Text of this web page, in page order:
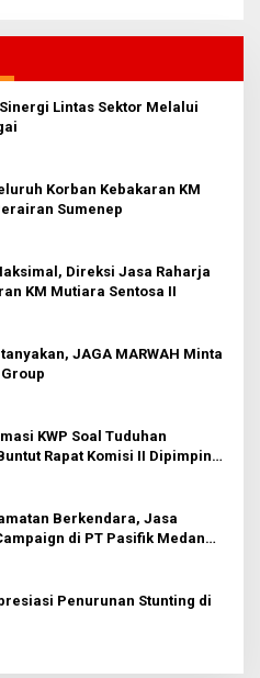
Lintas Sektor Melalui
Korban Kebakaran KM
Sumenep
Direksi Jasa Raharja
KM Mutiara Sentosa II
JAGA MARWAH Minta
KWP Soal Tuduhan
Rapat Komisi II Dipimpin
Berkendara, Jasa
di PT Pasifik Medan
Penurunan Stunting di